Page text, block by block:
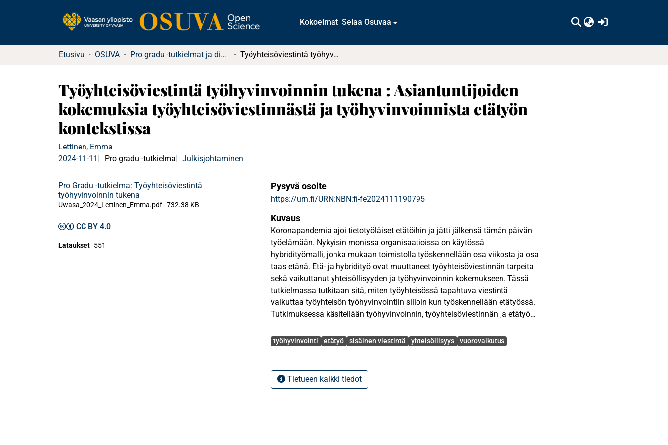
Kokoelmat Selaa Osuvaa
Etusivu OSUVA Pro gradu -tutkielmat ja diplomityöt Työyhteisöviestintä työhyvinvoinnin tukena : Asiantuntijoiden kokemuksia työyhteisöviestinnästä ja työhyvinvoinnista etätyön kontekstissa
Työyhteisöviestintä työhyvinvoinnin tukena : Asiantuntijoiden
kokemuksia työyhteisöviestinnästä ja työhyvinvoinnista etätyön
kontekstissa
Lettinen, Emma
2024-11-11
Pro gradu -tutkielma Julkisjohtaminen
Pro Gradu -tutkielma: Työyhteisöviestintä
työhyvinvoinnin tukena
Uwasa_2024_Lettinen_Emma.pdf -732.38 KB
CC BY 4.0
Lataukset 551
Pysyvä osoite
https://urn.fi/URN:NBN:fi-fe2024111190795
Kuvaus
Koronapandemia ajoi tietotyöläiset etätöihin ja jätti jälkensä tämän päivän
työelämään. Nykyisin monissa organisaatioissa on käytössä
hybridityömalli, jonka mukaan toimistolla työskennellään osa viikosta ja osa
taas etänä. Etä- ja hybridityö ovat muuttaneet työyhteisöviestinnän tarpeita
sekä vaikuttanut yhteisöllisyyden ja työhyvinvoinnin kokemukseen. Tässä
tutkielmassa tutkitaan sitä, miten työyhteisössä tapahtuva viestintä
vaikuttaa työyhteisön työhyvinvointiin silloin kun työskennellään etätyössä.
Tutkimuksessa käsitellään työhyvinvoinnin, työyhteisöviestinnän ja etätyön
Haastatteluihin osallistui kuusi asiantuntijatyössä toimivaa henkilöä eri
aloilta, joilla oli kokemusta etä- ja hybridityöstä. Tutkimusaineiston
Avainsanat
työhyvinvointi etätyö sisäinen viestintä yhteisöllisyys vuorovaikutus
Tietueen kaikki tiedot